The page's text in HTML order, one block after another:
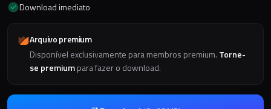
Download imediato
Arquivo premium
Disponível exclusivamente para membros premium. Torne-
se premiumpara fazer o download.